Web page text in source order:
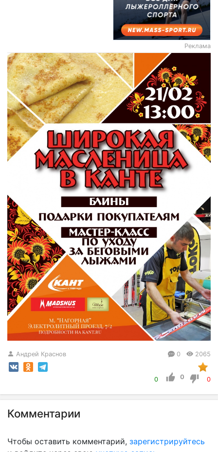
Реклама
Андрей Краснов 0 2065
0 0 0
Комментарии
Чтобы оставить комментарий, зарегистрируйтесь